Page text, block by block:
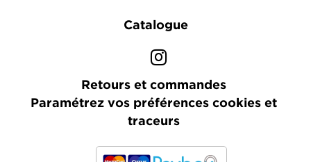
Catalogue
Retours et commandes
Paramétrez vos préférences cookies et
traceurs